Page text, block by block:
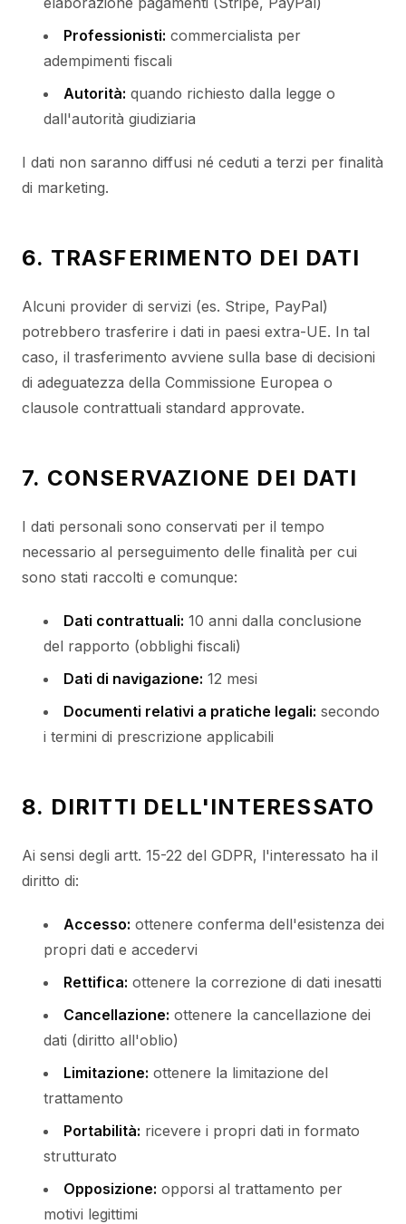
Professionisti: commercialista per
adempimenti fiscali
Autorità: quando richiesto dalla legge o
dall'autorità giudiziaria
I dati non saranno diffusi né ceduti a terzi per finalità
di marketing.
6. TRASFERIMENTO DEI DATI
Alcuni provider di servizi (es. Stripe, PayPal)
potrebbero trasferire i dati in paesi extra-UE. In tal
caso, il trasferimento avviene sulla base di decisioni
di adeguatezza della Commissione Europea o
clausole contrattuali standard approvate.
7. CONSERVAZIONE DEI DATI
I dati personali sono conservati per il tempo
necessario al perseguimento delle finalità per cui
sono stati raccolti e comunque:
Dati contrattuali: 10 anni dalla conclusione
del rapporto (obblighi fiscali)
Dati di navigazione: 12 mesi
Documenti relativi a pratiche legali: secondo
i termini di prescrizione applicabili
8. DIRITTI DELL'INTERESSATO
Ai sensi degli artt. 15-22 del GDPR, l'interessato ha il
diritto di:
Accesso: ottenere conferma dell'esistenza dei
propri dati e accedervi
Rettifica: ottenere la correzione di dati inesatti
Cancellazione: ottenere la cancellazione dei
dati (diritto all'oblio)
Limitazione: ottenere la limitazione del
trattamento
Portabilità: ricevere i propri dati in formato
strutturato
Opposizione: opporsi al trattamento per
motivi legittimi